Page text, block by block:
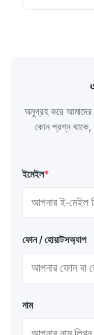
অনুগ্রহ করে আমাদের
কোন প্রশ্ন থাকে,
ইমেইল*
ফোন / হোয়াটসঅ্যাপ
নাম